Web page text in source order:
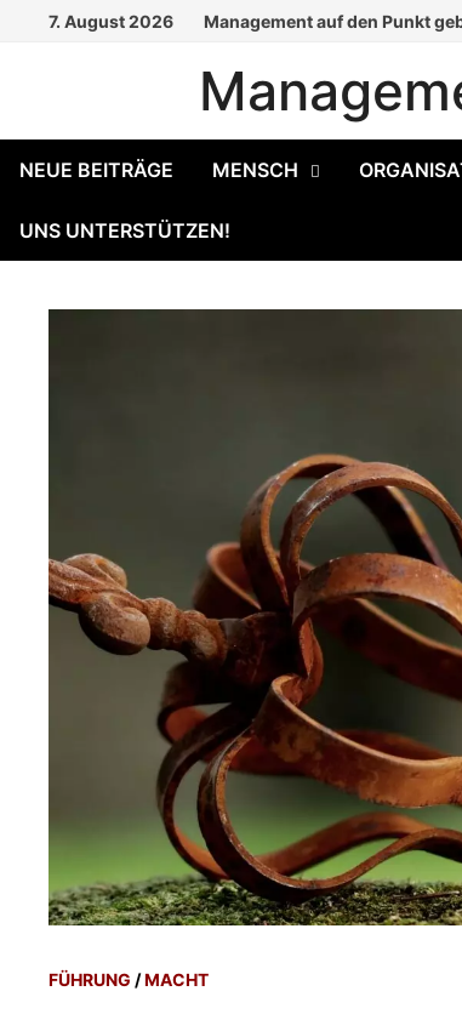
7. August 2026 Management auf den Punkt
NEUE BEITRÄGE MENSCH
UNS UNTERSTÜTZEN!
FÜHRUNG /MACHT